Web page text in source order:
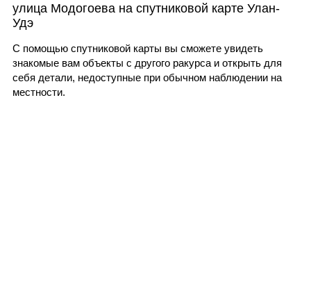
улица Модогоева на спутниковой карте Улан-
Удэ
С помощью спутниковой карты вы сможете увидеть
знакомые вам объекты с другого ракурса и открыть для
себя детали, недоступные при обычном наблюдении на
местности.